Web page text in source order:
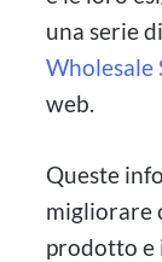
una serie
Wholesale
web.
Queste
migliorare
prodotto e